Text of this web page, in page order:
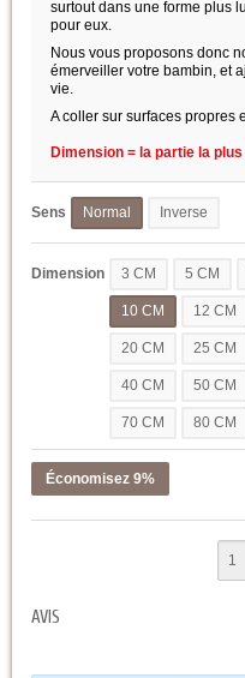
surtout dans une forme plus
pour eux.
Nous vous proposons donc
émerveiller votre bambin, et
vie.
A coller sur surfaces propres
Dimension = la partie la
Sens Normal Inverse
Dimension 3 CM 5 CM
10 CM 12 CM
20 CM 25 CM
40 CM 50 CM
70 CM 80 CM
Économisez 9%
AVIS